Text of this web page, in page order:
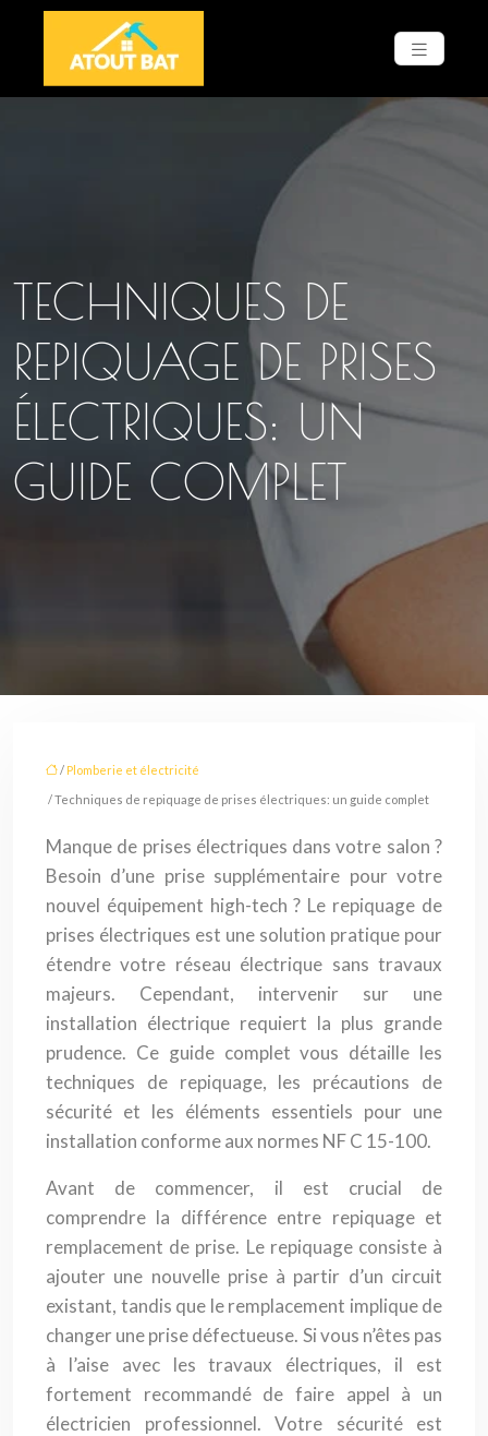
TECHNIQUES DE
REPIQUAGE DE PRISES
ÉLECTRIQUES: UN
GUIDE COMPLET
/ Plomberie et électricité
/ Techniques de repiquage de prises électriques: un guide complet
Manque de prises électriques dans votre salon ?
Besoin d’une prise supplémentaire pour votre
nouvel équipement high-tech ? Le repiquage de
prises électriques est une solution pratique pour
étendre votre réseau électrique sans travaux
majeurs. Cependant, intervenir sur une
installation électrique requiert la plus grande
prudence. Ce guide complet vous détaille les
techniques de repiquage, les précautions de
sécurité et les éléments essentiels pour une
installation conforme aux normes NF C 15-100.
Avant de commencer, il est crucial de
comprendre la différence entre repiquage et
remplacement de prise. Le repiquage consiste à
ajouter une nouvelle prise à partir d’un circuit
existant, tandis que le remplacement implique de
changer une prise défectueuse. Si vous n’êtes pas
à l’aise avec les travaux électriques, il est
fortement recommandé de faire appel à un
électricien professionnel. Votre sécurité est